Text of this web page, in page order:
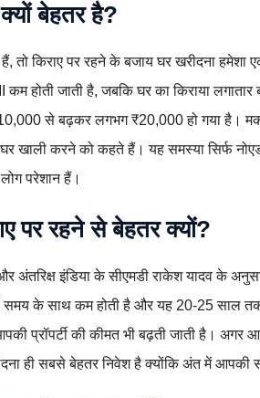
बेहतर है?
तो किराए पर रहने के बजाय घर खरीदना
होती जाती है, जबकि घर का किराया
से बढ़कर लगभग ₹20,000 हो गया है।
खाली करने को कहते हैं। यह समस्या सिर्फ
परेशान हैं।
पर रहने से बेहतर क्यों?
अंतरिक्ष इंडिया के सीएमडी राकेश यादव के
समय के साथ कम होती है और यह 20-25 साल तक
प्रॉपर्टी की कीमत भी बढ़ती जाती है। अगर
ही सबसे बेहतर निवेश है क्योंकि अंत में आपकी